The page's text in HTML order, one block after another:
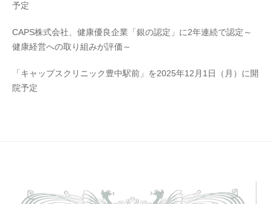
予定
CAPS株式会社、健康優良企業「銀の認定」に2年連続で認定～
健康経営への取り組みが評価～
「キャップスクリニック豊中駅前」を2025年12月1日（月）に開
院予定